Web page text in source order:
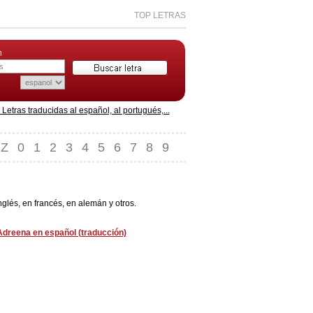
TOP LETRAS
traducidas al español, al portugués,...
Z 0 1 2 3 4 5 6 7 8 9
en francés, en alemán y otros.
en español (traducción)